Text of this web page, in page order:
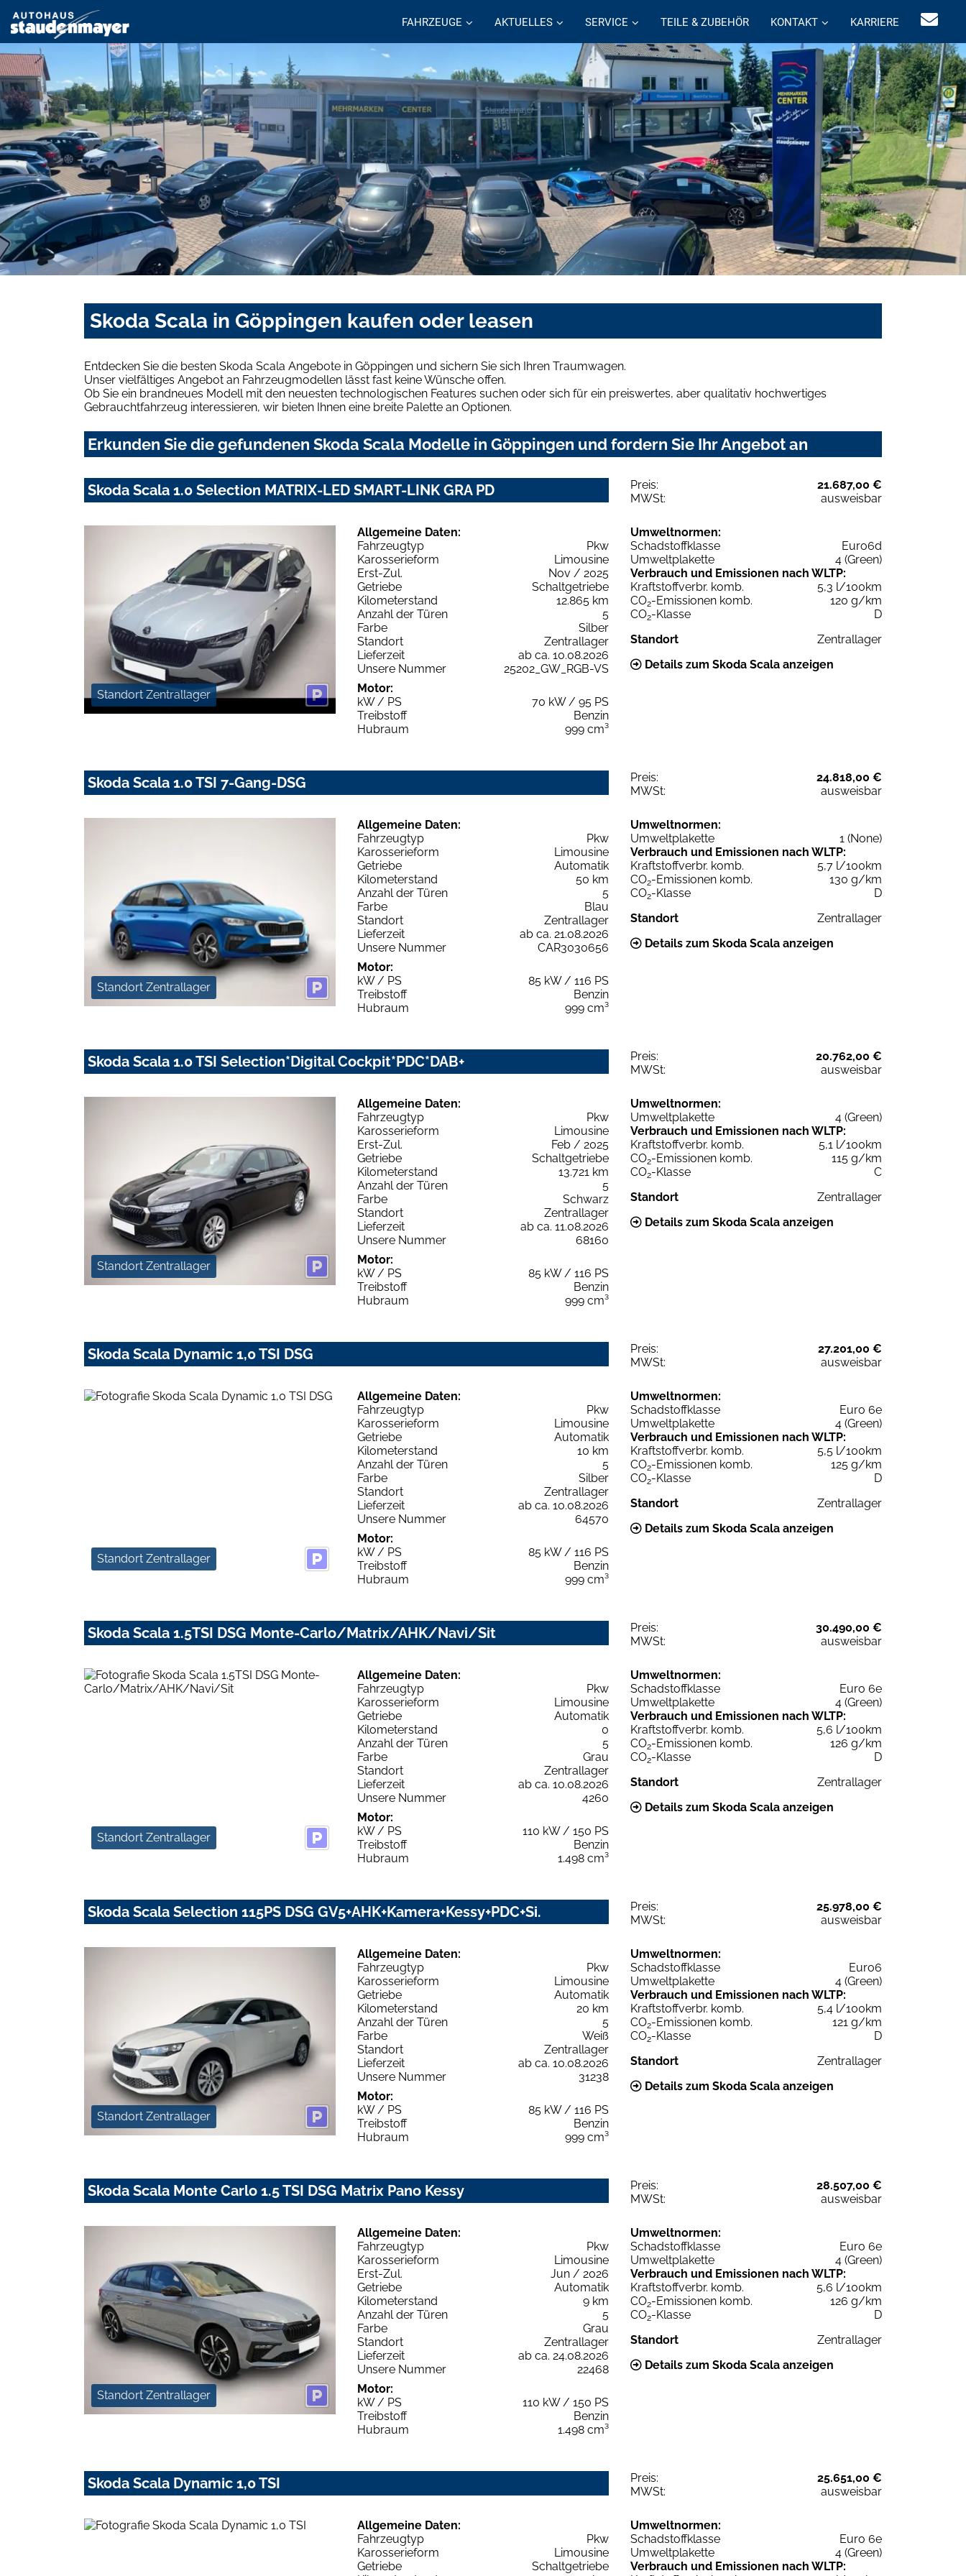
FAHRZEUGE AKTUELLES SERVICE TEILE & ZUBEHÖR KONTAKT KARRIERE
Skoda Scala in Göppingen kaufen oder leasen
Entdecken Sie die besten Skoda Scala Angebote in Göppingen und sichern Sie sich Ihren Traumwagen.
Unser vielfältiges Angebot an Fahrzeugmodellen lässt fast keine Wünsche offen.
Ob Sie ein brandneues Modell mit den neuesten technologischen Features suchen oder sich für ein preiswertes, aber qualitativ hochwertiges
Gebrauchtfahrzeug interessieren, wir bieten Ihnen eine breite Palette an Optionen.
Erkunden Sie die gefundenen Skoda Scala Modelle in Göppingen und fordern Sie Ihr Angebot an
Skoda Scala 1.0 Selection MATRIX-LED SMART-LINK GRA PD Preis:
21.687,00 €
MWSt:
ausweisbar
Standort Zentrallager
Allgemeine Daten:
Fahrzeugtyp
Pkw
Karosserieform
Limousine
Erst-Zul.
Nov / 2025
Getriebe
Schaltgetriebe
Kilometerstand
12.865 km
Anzahl der Türen
5
Farbe
Silber
Standort
Zentrallager
Lieferzeit
ab ca. 10.08.2026
Unsere Nummer
25202_GW_RGB-VS
Motor:
kW / PS
70 kW / 95 PS
Treibstoff
Benzin
Hubraum
999 cm³
Umweltnormen:
Schadstoffklasse
Euro6d
Umweltplakette
4 (Green)
Verbrauch und Emissionen nach WLTP:
Kraftstoffverbr. komb.
5,3 l/100km
CO2-Emissionen komb.
120 g/km
CO2-Klasse
D
Standort
Zentrallager
Details zum Skoda Scala anzeigen
Skoda Scala 1.0 TSI 7-Gang-DSG Preis:
24.818,00 €
MWSt:
ausweisbar
Standort Zentrallager
Allgemeine Daten:
Fahrzeugtyp
Pkw
Karosserieform
Limousine
Getriebe
Automatik
Kilometerstand
50 km
Anzahl der Türen
5
Farbe
Blau
Standort
Zentrallager
Lieferzeit
ab ca. 21.08.2026
Unsere Nummer
CAR3030656
Motor:
kW / PS
85 kW / 116 PS
Treibstoff
Benzin
Hubraum
999 cm³
Umweltnormen:
Umweltplakette
1 (None)
Verbrauch und Emissionen nach WLTP:
Kraftstoffverbr. komb.
5,7 l/100km
CO2-Emissionen komb.
130 g/km
CO2-Klasse
D
Standort
Zentrallager
Details zum Skoda Scala anzeigen
Skoda Scala 1.0 TSI Selection*Digital Cockpit*PDC*DAB+ Preis:
20.762,00 €
MWSt:
ausweisbar
Standort Zentrallager
Allgemeine Daten:
Fahrzeugtyp
Pkw
Karosserieform
Limousine
Erst-Zul.
Feb / 2025
Getriebe
Schaltgetriebe
Kilometerstand
13.721 km
Anzahl der Türen
5
Farbe
Schwarz
Standort
Zentrallager
Lieferzeit
ab ca. 11.08.2026
Unsere Nummer
68160
Motor:
kW / PS
85 kW / 116 PS
Treibstoff
Benzin
Hubraum
999 cm³
Umweltnormen:
Umweltplakette
4 (Green)
Verbrauch und Emissionen nach WLTP:
Kraftstoffverbr. komb.
5,1 l/100km
CO2-Emissionen komb.
115 g/km
CO2-Klasse
C
Standort
Zentrallager
Details zum Skoda Scala anzeigen
Skoda Scala Dynamic 1,0 TSI DSG Preis:
27.201,00 €
MWSt:
ausweisbar
Standort Zentrallager
Allgemeine Daten:
Fahrzeugtyp
Pkw
Karosserieform
Limousine
Getriebe
Automatik
Kilometerstand
10 km
Anzahl der Türen
5
Farbe
Silber
Standort
Zentrallager
Lieferzeit
ab ca. 10.08.2026
Unsere Nummer
64570
Motor:
kW / PS
85 kW / 116 PS
Treibstoff
Benzin
Hubraum
999 cm³
Umweltnormen:
Schadstoffklasse
Euro 6e
Umweltplakette
4 (Green)
Verbrauch und Emissionen nach WLTP:
Kraftstoffverbr. komb.
5,5 l/100km
CO2-Emissionen komb.
125 g/km
CO2-Klasse
D
Standort
Zentrallager
Details zum Skoda Scala anzeigen
Skoda Scala 1.5TSI DSG Monte-Carlo/Matrix/AHK/Navi/Sit Preis:
30.490,00 €
MWSt:
ausweisbar
Standort Zentrallager
Allgemeine Daten:
Fahrzeugtyp
Pkw
Karosserieform
Limousine
Getriebe
Automatik
Kilometerstand
0
Anzahl der Türen
5
Farbe
Grau
Standort
Zentrallager
Lieferzeit
ab ca. 10.08.2026
Unsere Nummer
4260
Motor:
kW / PS
110 kW / 150 PS
Treibstoff
Benzin
Hubraum
1.498 cm³
Umweltnormen:
Schadstoffklasse
Euro 6e
Umweltplakette
4 (Green)
Verbrauch und Emissionen nach WLTP:
Kraftstoffverbr. komb.
5,6 l/100km
CO2-Emissionen komb.
126 g/km
CO2-Klasse
D
Standort
Zentrallager
Details zum Skoda Scala anzeigen
Skoda Scala Selection 115PS DSG GV5+AHK+Kamera+Kessy+PDC+Si. Preis:
25.978,00 €
MWSt:
ausweisbar
Standort Zentrallager
Allgemeine Daten:
Fahrzeugtyp
Pkw
Karosserieform
Limousine
Getriebe
Automatik
Kilometerstand
20 km
Anzahl der Türen
5
Farbe
Weiß
Standort
Zentrallager
Lieferzeit
ab ca. 10.08.2026
Unsere Nummer
31238
Motor:
kW / PS
85 kW / 116 PS
Treibstoff
Benzin
Hubraum
999 cm³
Umweltnormen:
Schadstoffklasse
Euro6
Umweltplakette
4 (Green)
Verbrauch und Emissionen nach WLTP:
Kraftstoffverbr. komb.
5,4 l/100km
CO2-Emissionen komb.
121 g/km
CO2-Klasse
D
Standort
Zentrallager
Details zum Skoda Scala anzeigen
Skoda Scala Monte Carlo 1.5 TSI DSG Matrix Pano Kessy Preis:
28.507,00 €
MWSt:
ausweisbar
Standort Zentrallager
Allgemeine Daten:
Fahrzeugtyp
Pkw
Karosserieform
Limousine
Erst-Zul.
Jun / 2026
Getriebe
Automatik
Kilometerstand
9 km
Anzahl der Türen
5
Farbe
Grau
Standort
Zentrallager
Lieferzeit
ab ca. 24.08.2026
Unsere Nummer
22468
Motor:
kW / PS
110 kW / 150 PS
Treibstoff
Benzin
Hubraum
1.498 cm³
Umweltnormen:
Schadstoffklasse
Euro 6e
Umweltplakette
4 (Green)
Verbrauch und Emissionen nach WLTP:
Kraftstoffverbr. komb.
5,6 l/100km
CO2-Emissionen komb.
126 g/km
CO2-Klasse
D
Standort
Zentrallager
Details zum Skoda Scala anzeigen
Skoda Scala Dynamic 1,0 TSI Preis:
25.651,00 €
MWSt:
ausweisbar
Allgemeine Daten:
Fahrzeugtyp
Pkw
Karosserieform
Limousine
Getriebe
Schaltgetriebe
Umweltnormen:
Schadstoffklasse
Euro 6e
Umweltplakette
4 (Green)
Verbrauch und Emissionen nach WLTP: